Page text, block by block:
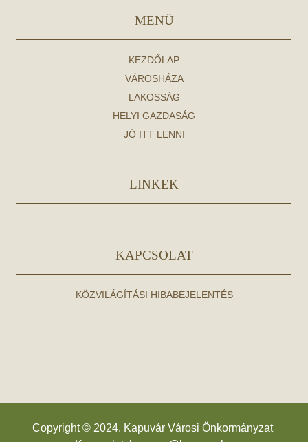
MENÜ
KEZDŐLAP
VÁROSHÁZA
LAKOSSÁG
HELYI GAZDASÁG
JÓ ITT LENNI
LINKEK
KAPCSOLAT
KÖZVILÁGÍTÁSI HIBABEJELENTÉS
Copyright © 2024. Kapuvár Városi Önkormányzat